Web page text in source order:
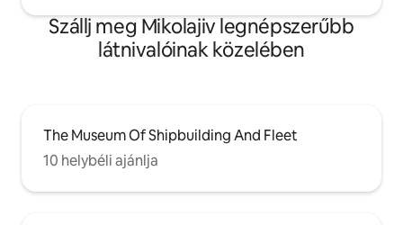
Szállj meg Mikolajiv legnépszerűbb
látnivalóinak közelében
The Museum Of Shipbuilding And Fleet
10 helybéli ajánlja